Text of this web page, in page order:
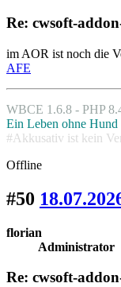
Re: cwsoft-
im AOR ist noch die
AFE
WBCE 1.6.8 - PHP
Ein Leben ohne
#Akkusativ ist kein
Offline
#50
florian
Administrator
Re: cwsoft-